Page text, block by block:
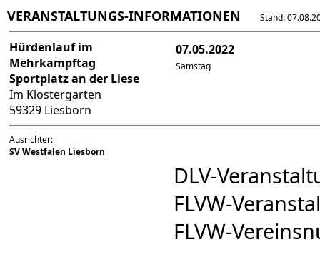
VERANSTALTUNGS-INFORMATIONEN Stand:
Hürdenlauf im
Mehrkampftag
Sportplatz an der Liese
Im Klostergarten
59329 Liesborn
07.05.2022
Samstag
Ausrichter:
SV Westfalen Liesborn
DLV-
FLVW-
FLVW-